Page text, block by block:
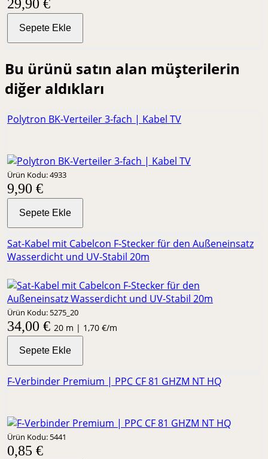
29,90 €
Sepete Ekle
Bu ürünü satın alan müşterilerin
diğer aldıkları
Polytron BK-Verteiler 3-fach | Kabel TV
Ürün Kodu: 4933
9,90 €
Sepete Ekle
Sat-Kabel mit Cabelcon F-Stecker für den Außeneinsatz
Wasserdicht und UV-Stabil 20m
Ürün Kodu: 5275_20
34,00 € 20 m | 1,70 €/m
Sepete Ekle
F-Verbinder Premium | PPC CF 81 GHZM NT HQ
Ürün Kodu: 5441
0,85 €